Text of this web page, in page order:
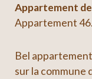
Appartement
Appartement
Bel
sur la commune